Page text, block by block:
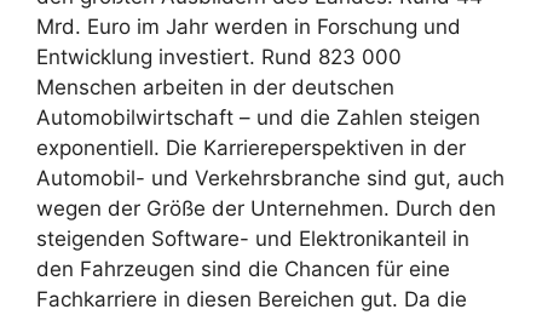
Mrd. Euro im Jahr werden in Forschung und
Entwicklung investiert. Rund 823 000
Menschen arbeiten in der deutschen
Automobilwirtschaft – und die Zahlen steigen
exponentiell. Die Karriereperspektiven in der
Automobil- und Verkehrsbranche sind gut, auch
wegen der Größe der Unternehmen. Durch den
steigenden Software- und Elektronikanteil in
den Fahrzeugen sind die Chancen für eine
Fachkarriere in diesen Bereichen gut. Da die